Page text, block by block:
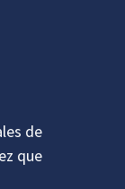
de
que